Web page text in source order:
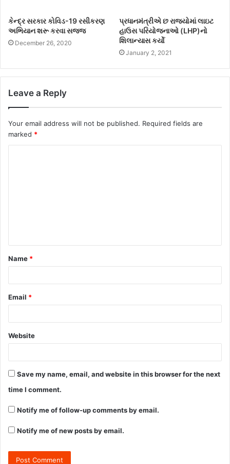
કેન્દ્ર સરકાર કોવિડ-19 રસીકરણ
અભિયાન શરૂ કરવા સજ્જ
December 26, 2020
પ્રધાનમંત્રીએ છ રાજ્યોમાં લાઇટ
હાઉસ પરિયોજનાઓ (LHP)નો
શિલાન્યાસ કર્યો
January 2, 2021
Leave a Reply
Your email address will not be published. Required fields are
marked *
Name *
Email *
Website
Save my name, email, and website in this browser for the next
time I comment.
Notify me of follow-up comments by email.
Notify me of new posts by email.